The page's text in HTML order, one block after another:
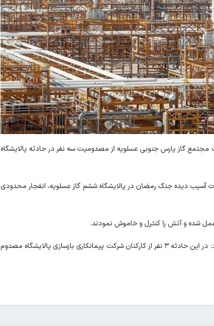
گاز پارس جنوبی عسلویه از مصدومیت سه نفر در حادثه پالایشگاه
آسیب دیده جنگ رمضان در پالایشگاه ششم گاز عسلویه، انفجار محدودی
عمل شده و آتش را کنترل و خاموش نمودند.
عباسی با بیان اینکه علت حادثه در دست بررسی است، تصریح کرد: در این حادثه ۳ نفر از کارکنان شرکت پیمانکاری بازسازی پالایشگاه مصدوم